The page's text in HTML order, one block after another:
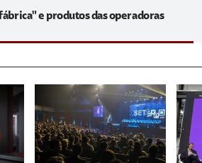
e produtos das operadoras